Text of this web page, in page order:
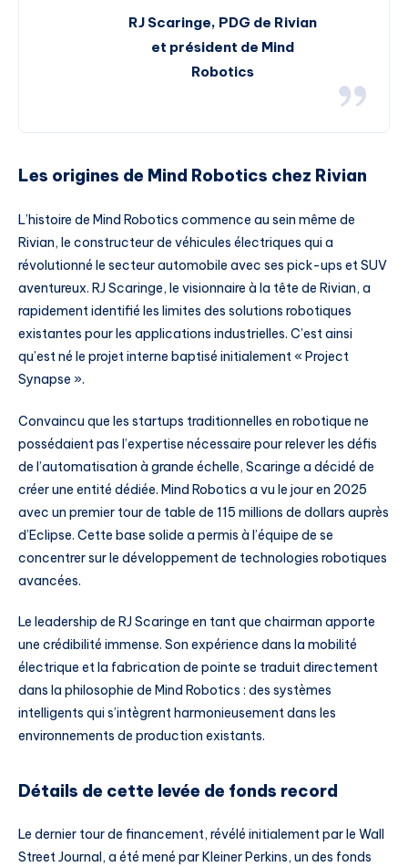
RJ Scaringe, PDG de Rivian
et président de Mind
Robotics
Les origines de Mind Robotics chez Rivian
L’histoire de Mind Robotics commence au sein même de
Rivian, le constructeur de véhicules électriques qui a
révolutionné le secteur automobile avec ses pick-ups et SUV
aventureux. RJ Scaringe, le visionnaire à la tête de Rivian, a
rapidement identifié les limites des solutions robotiques
existantes pour les applications industrielles. C’est ainsi
qu’est né le projet interne baptisé initialement « Project
Synapse ».
Convaincu que les startups traditionnelles en robotique ne
possédaient pas l’expertise nécessaire pour relever les défis
de l’automatisation à grande échelle, Scaringe a décidé de
créer une entité dédiée. Mind Robotics a vu le jour en 2025
avec un premier tour de table de 115 millions de dollars auprès
d’Eclipse. Cette base solide a permis à l’équipe de se
concentrer sur le développement de technologies robotiques
avancées.
Le leadership de RJ Scaringe en tant que chairman apporte
une crédibilité immense. Son expérience dans la mobilité
électrique et la fabrication de pointe se traduit directement
dans la philosophie de Mind Robotics : des systèmes
intelligents qui s’intègrent harmonieusement dans les
environnements de production existants.
Détails de cette levée de fonds record
Le dernier tour de financement, révélé initialement par le Wall
Street Journal, a été mené par Kleiner Perkins, un des fonds